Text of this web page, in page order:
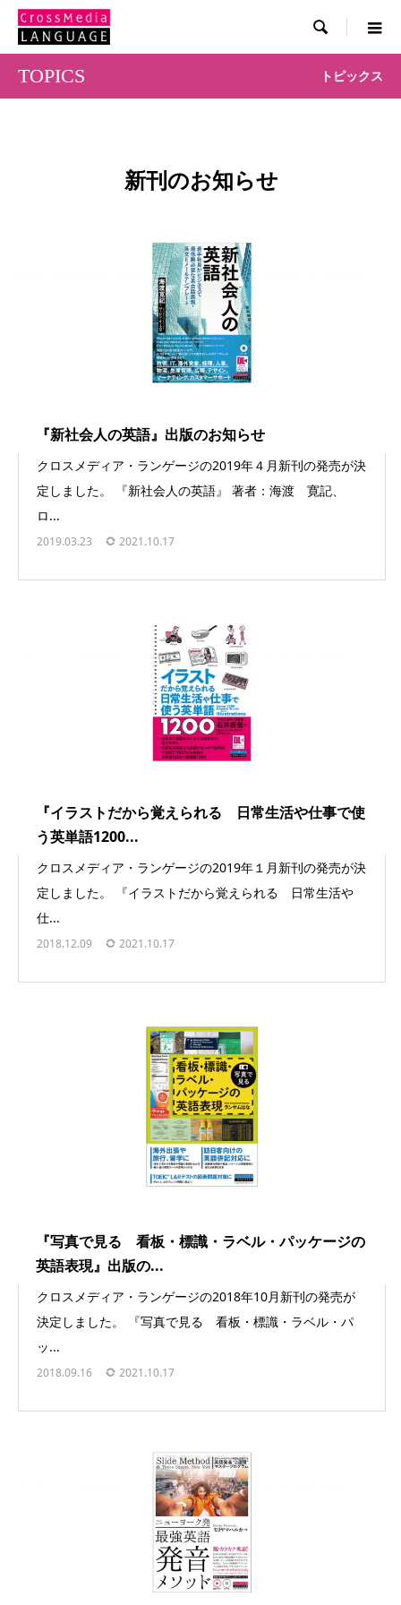

TOPICS トピックス
新刊のお知らせ
『新社会人の英語』出版のお知らせ
クロスメディア・ランゲージの2019年４月新刊の発売が決
定しました。 『新社会人の英語』 著者：海渡 寛記、
ロ...
2019.03.23 2021.10.17
『イラストだから覚えられる 日常生活や仕事で使
う英単語1200...
クロスメディア・ランゲージの2019年１月新刊の発売が決
定しました。 『イラストだから覚えられる 日常生活や
仕...
2018.12.09 2021.10.17
『写真で見る 看板・標識・ラベル・パッケージの
英語表現』出版の...
クロスメディア・ランゲージの2018年10月新刊の発売が
決定しました。 『写真で見る 看板・標識・ラベル・パ
ッ...
2018.09.16 2021.10.17